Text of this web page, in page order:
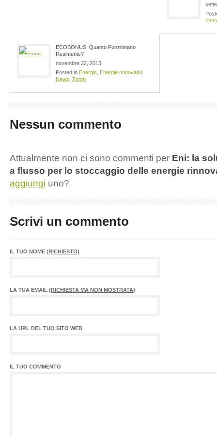
ECOBONUS: Quanto Funzionano
Realmente?
novembre 22, 2013
Posted in Energia Energie rinnovabili
News Zoom
Nessun commento
Attualmente non ci sono commenti per Eni: la
a flusso per lo stoccaggio delle energie
aggiungi uno?
Scrivi un commento
IL TUO NOME (RICHIESTO)
LA TUA EMAIL (RICHIESTA MA NON MOSTRATA)
LA URL DEL TUO SITO WEB
IL TUO COMMENTO